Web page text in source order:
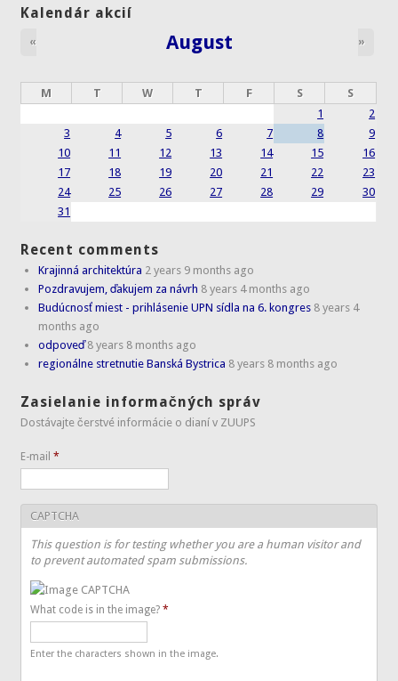
Kalendár akcií
August
« »
M T W T F S
S
1
2
3
4 5 6 7 8
9
10
11 12 13 14 15
16
17
18 19 20 21 22
23
24
25 26 27 28 29
30
31
Recent comments
Krajinná architektúra 2 years 9 months ago
Pozdravujem, ďakujem za návrh 8 years 4 months ago
Budúcnosť miest - prihlásenie UPN sídla na 6. kongres 8 years 4
months ago
odpoveď 8 years 8 months ago
regionálne stretnutie Banská Bystrica 8 years 8 months ago
Zasielanie informačných správ
Dostávajte čerstvé informácie o dianí v ZUUPS
E-mail*
CAPTCHA
This question is for testing whether you are a human visitor and
to prevent automated spam submissions.
What code is in the image?*
Enter the characters shown in the image.